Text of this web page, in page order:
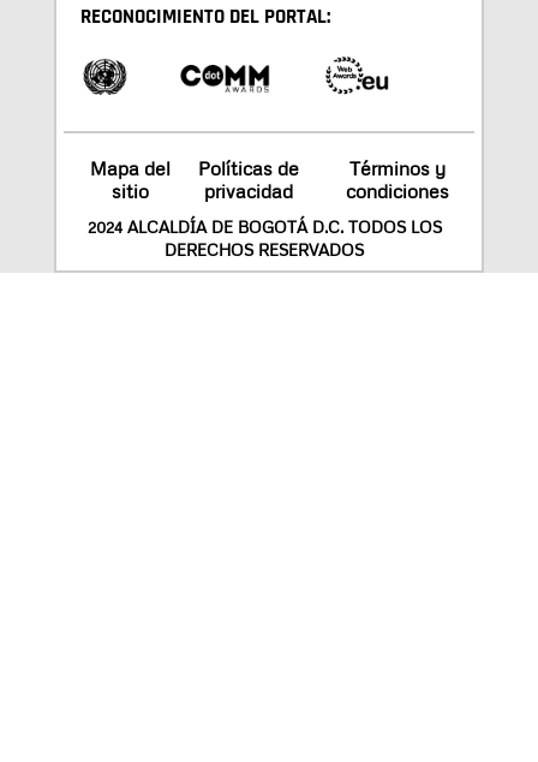
RECONOCIMIENTO DEL PORTAL:
Mapa del
sitio
Políticas de
privacidad
Términos y
condiciones
2024 ALCALDÍA DE BOGOTÁ D.C. TODOS LOS
DERECHOS RESERVADOS